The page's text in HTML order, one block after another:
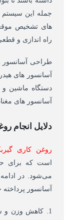
جمله این
های تشخیص
راه اندازی و
طراحی آسانسور
آسانسور های
دستگاه ماشین و
آسانسور های
دلایل انجام
روغن کاری
است که برای
می‌شود. در
آسانسور
1. کاهش وزن و